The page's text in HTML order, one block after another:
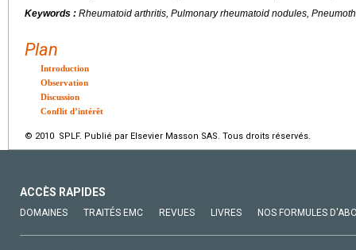
Keywords : Rheumatoid arthritis, Pulmonary rheumatoid nodules,
Plan
Introduction
Observation
Discussion
Conflit d’intérêt
© 2010 SPLF. Publié par Elsevier Masson SAS. Tous droits réservés.
ACCÈS RAPIDES
DOMAINES TRAITÉS EMC REVUES LIVRES NOS FORMULES